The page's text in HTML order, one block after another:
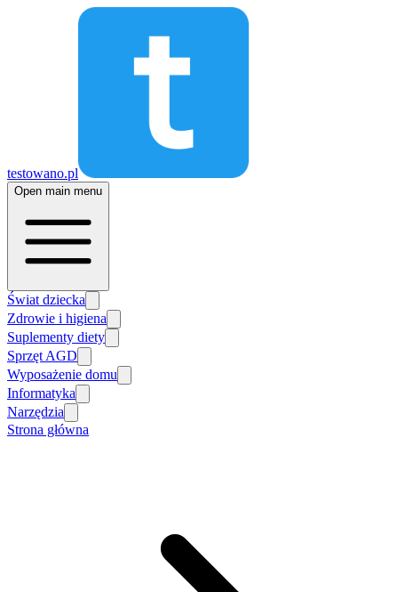
testowano.pl
Open main menu
Świat dziecka
Zdrowie i higiena
Suplementy diety
Sprzęt AGD
Wyposażenie domu
Informatyka
Narzędzia
Strona główna